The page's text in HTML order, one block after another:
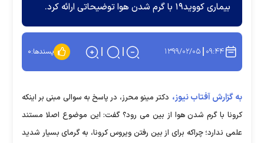
بیماری کووید۱۹ با گرم شدن هوا توضیحاتی ارائه کرد.
۰۹:۴۴ ۱۳۹۹/۰۲/۰۵ پسندها:۰
به گزارش آفتاب نیوز، دکتر مینو محرز، در پاسخ به سوالی مبنی بر اینکه
کرونا با گرم شدن هوا از بین می رود؟ گفت: این موضوع اصلا مستند
علمی ندارد؛ چراکه برای از بین رفتن ویروس کرونا، به گرمای بسیار شدید